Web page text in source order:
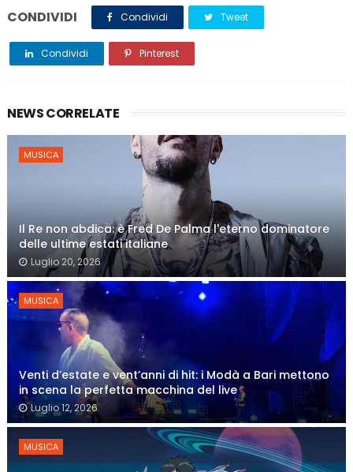
CONDIVIDI Condividi Tweet
Condividi Pinterest
NEWS CORRELATE
MUSICA
Il Re non abdica: è Fred De Palma l'eterno dominatore
delle ultime estati italiane
Luglio 20, 2026
MUSICA
Venti d’estate e vent’anni di hit: i Modà a Bari mettono
in scena la perfetta macchina del live
Luglio 12, 2026
MUSICA